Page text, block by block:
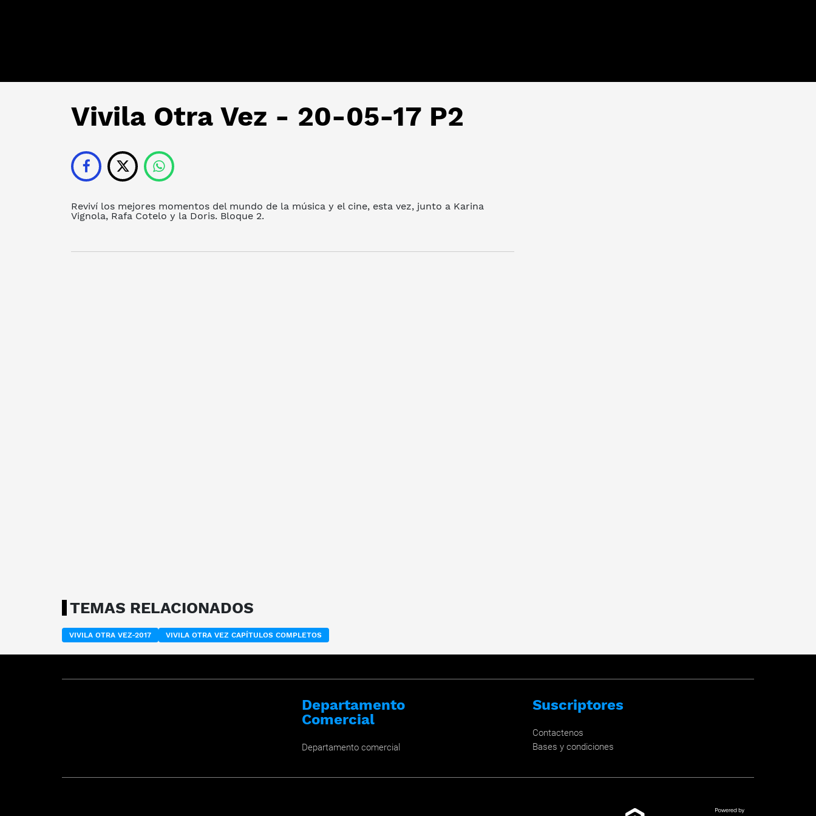
Vivila Otra Vez - 20-05-17 P2
Reviví los mejores momentos del mundo de la música y el cine, esta vez, junto a Karina
Vignola, Rafa Cotelo y la Doris. Bloque 2.
TEMAS RELACIONADOS
VIVILA OTRA VEZ-2017 VIVILA OTRA VEZ CAPÍTULOS COMPLETOS
Departamento
Comercial
Departamento comercial
Suscriptores
Contactenos
Bases y condiciones